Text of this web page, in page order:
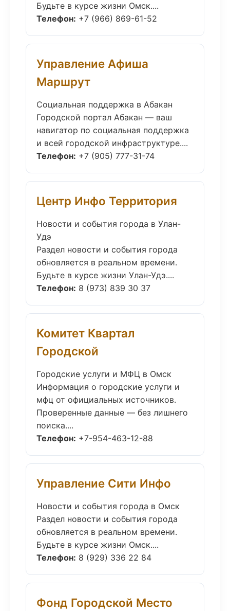
Будьте в курсе жизни Омск....
Телефон: +7 (966) 869-61-52
Управление Афиша
Маршрут
Социальная поддержка в Абакан
Городской портал Абакан — ваш
навигатор по социальная поддержка
и всей городской инфраструктуре....
Телефон: +7 (905) 777-31-74
Центр Инфо Территория
Новости и события города в Улан-
Удэ
Раздел новости и события города
обновляется в реальном времени.
Будьте в курсе жизни Улан-Удэ....
Телефон: 8 (973) 839 30 37
Комитет Квартал
Городской
Городские услуги и МФЦ в Омск
Информация о городские услуги и
мфц от официальных источников.
Проверенные данные — без лишнего
поиска....
Телефон: +7-954-463-12-88
Управление Сити Инфо
Новости и события города в Омск
Раздел новости и события города
обновляется в реальном времени.
Будьте в курсе жизни Омск....
Телефон: 8 (929) 336 22 84
Фонд Городской Место